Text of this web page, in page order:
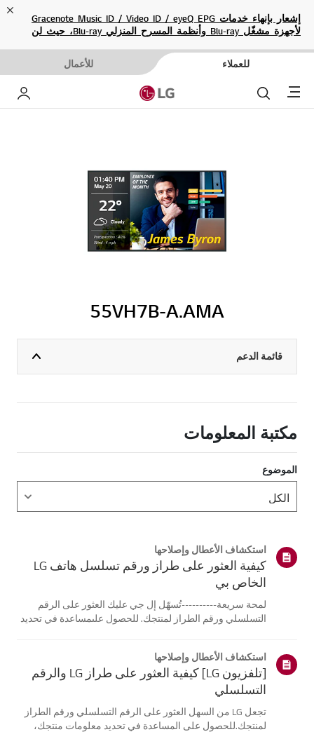
إشعار بإنهاء خدمات Gracenote Music ID / Video ID / eyeQ EPG
لأجهزة مشغّل Blu-ray وأنظمة المسرح المنزلي Blu-ray، حيث لن
للعملاء للأعمال
Menu بحث
55VH7B-A.AMA
قائمة الدعم
مكتبة المعلومات
الموضوع
استكشاف الأعطال وإصلاحها
كيفية العثور على طراز ورقم تسلسل هاتف LG
الخاص بي
لمحة سريعة----------تُسهّل إل جي عليك العثور على الرقم
التسلسلي ورقم الطراز لمنتجك. للحصول علىمساعدة في تحديد
تختلف الصور أو ا...
استكشاف الأعطال وإصلاحها
[تلفزيون LG] كيفية العثور على طراز LG والرقم
التسلسلي
تجعل LG من السهل العثور على الرقم التسلسلي ورقم الطراز
لمنتجك.للحصول على المساعدة في تحديد معلومات منتجك،